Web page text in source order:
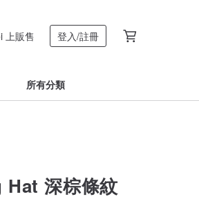
上販售 登入/註冊
所有分類
深棕條紋